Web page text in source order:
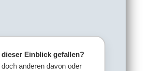
dieser Einblick gefallen?
anderen davon oder